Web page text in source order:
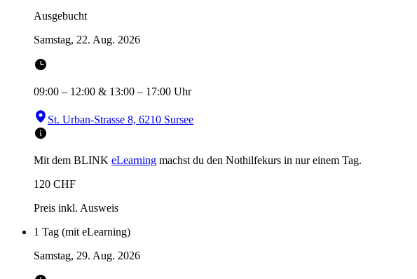
Ausgebucht
Samstag, 22. Aug. 2026
09:00 – 12:00 & 13:00 – 17:00 Uhr
St. Urban-Strasse 8, 6210 Sursee
Mit dem BLINK eLearning machst du den Nothilfekurs in nur einem Tag.
120 CHF
Preis inkl. Ausweis
1 Tag (mit eLearning)
Samstag, 29. Aug. 2026